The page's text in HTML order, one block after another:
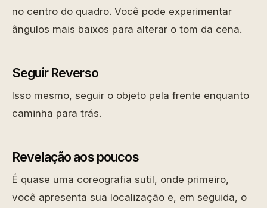
no centro do quadro. Você pode experimentar
ângulos mais baixos para alterar o tom da cena.
Seguir Reverso
Isso mesmo, seguir o objeto pela frente enquanto
caminha para trás.
Revelação aos poucos
É quase uma coreografia sutil, onde primeiro,
você apresenta sua localização e, em seguida, o